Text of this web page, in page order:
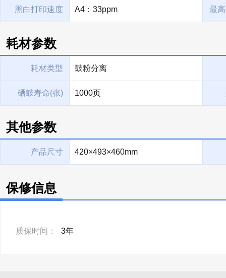
黑白打印速度 A4：33ppm 最
耗材参数
耗材类型 鼓粉分离
硒鼓寿命(张) 1000页
其他参数
产品尺寸 420×493×460mm
保修信息
质保时间： 3年